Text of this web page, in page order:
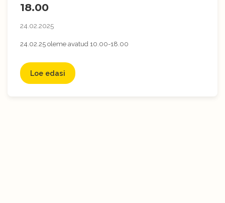
18.00
24.02.2025
24.02.25 oleme avatud 10.00-18.00
Loe edasi